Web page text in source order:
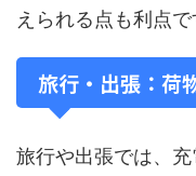
えられる点も利点で
旅行・出張：荷
旅行や出張では、